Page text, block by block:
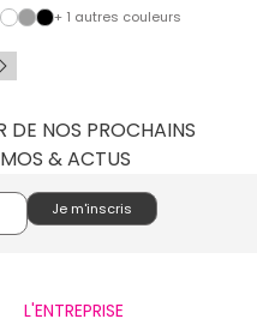
+ 1 autres couleurs
DE NOS PROCHAINS
& ACTUS
L'ENTREPRISE